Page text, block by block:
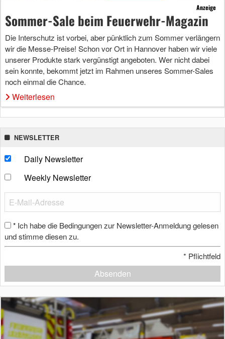
Anzeige
Sommer-Sale beim Feuerwehr-Magazin
Die Interschutz ist vorbei, aber pünktlich zum Sommer verlängern
wir die Messe-Preise! Schon vor Ort in Hannover haben wir viele
unserer Produkte stark vergünstigt angeboten. Wer nicht dabei
sein konnte, bekommt jetzt im Rahmen unseres Sommer-Sales
noch einmal die Chance.
Weiterlesen
NEWSLETTER
Daily Newsletter
Weekly Newsletter
* Ich habe die Bedingungen zur Newsletter-Anmeldung gelesen
und stimme diesen zu.
* Pflichtfeld
Absenden